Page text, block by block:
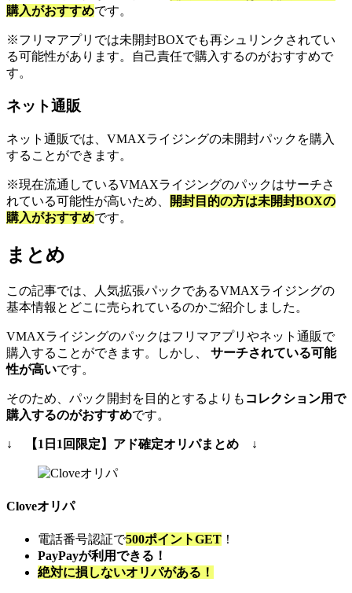
購入がおすすめです。
※フリマアプリでは未開封BOXでも再シュリンクされてい
る可能性があります。自己責任で購入するのがおすすめで
す。
ネット通販
ネット通販では、VMAXライジングの未開封パックを購入
することができます。
※現在流通しているVMAXライジングのパックはサーチさ
れている可能性が高いため、
開封目的の方は未開封BOXの
購入がおすすめです。
まとめ
この記事では、人気拡張パックであるVMAXライジングの
基本情報とどこに売られているのかご紹介しました。
VMAXライジングのパックはフリマアプリやネット通販で
購入することができます。しかし、 サーチされている可能
性が高いです。
そのため、パック開封を目的とするよりも コレクション用で
購入するのがおすすめです。
↓ 【1日1回限定】アド確定オリパまとめ ↓
Cloveオリパ
電話番号認証で500ポイントGET ！
PayPayが利用できる！
絶対に損しないオリパがある！